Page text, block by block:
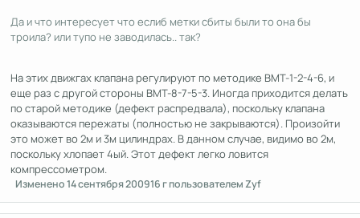
Да и что интересует что еслиб метки сбиты были то она бы
троила? или тупо не заводилась.. так?
На этих движгах клапана регулируют по методике ВМТ-1-2-4-6, и
еще раз с другой стороны ВМТ-8-7-5-3. Иногда приходится делать
по старой методике (дефект распредвала), поскольку клапана
оказываются пережаты (полностью не закрываются). Произойти
это может во 2м и 3м цилиндрах. В данном случае, видимо во 2м,
поскольку хлопает 4ый. Этот дефект легко ловится
компрессометром.
Изменено14 сентября 200916 гпользователем Zyf